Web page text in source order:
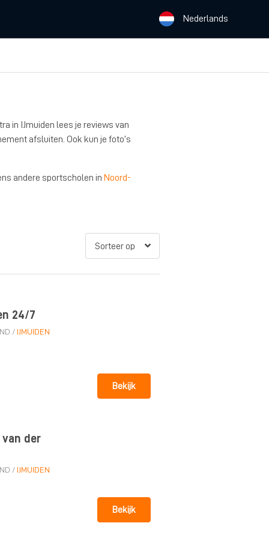
Nederlands
in IJmuiden lees je reviews van
afsluiten. Ook kun je foto’s
andere sportscholen in Noord-
24/7
/ IJMUIDEN
Bekijk
der
/ IJMUIDEN
Bekijk